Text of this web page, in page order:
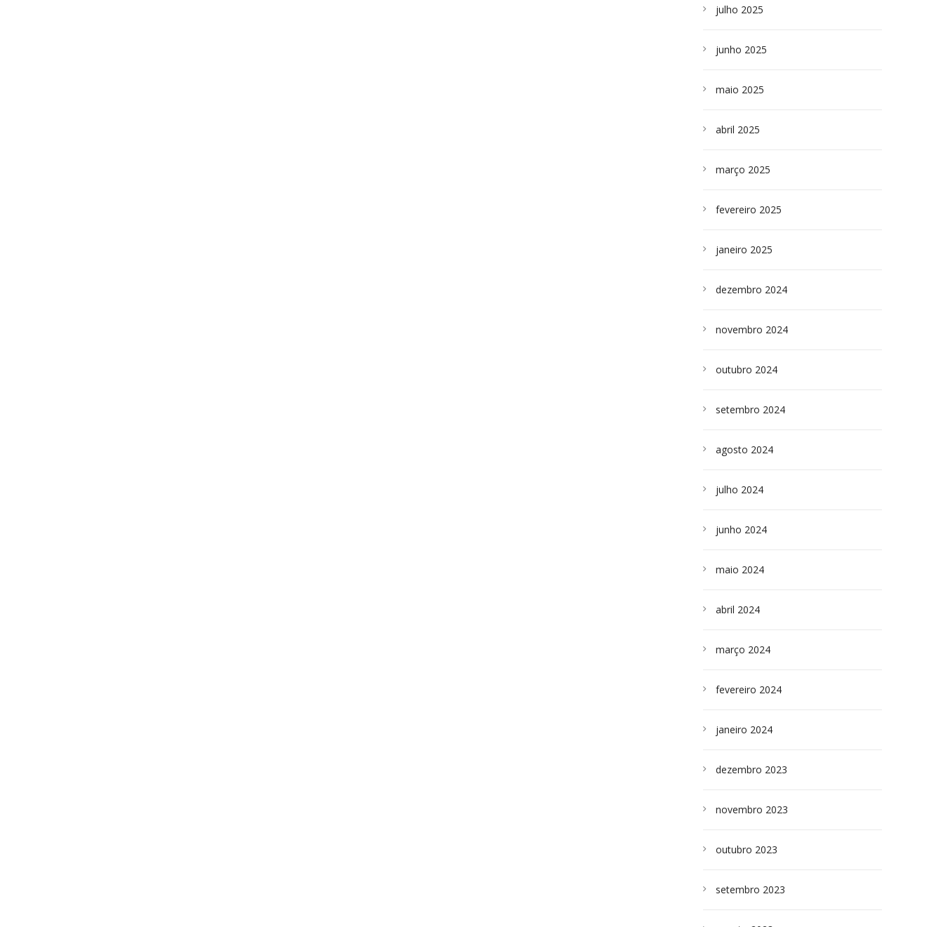
julho 2025
junho 2025
maio 2025
abril 2025
março 2025
fevereiro 2025
janeiro 2025
dezembro 2024
novembro 2024
outubro 2024
setembro 2024
agosto 2024
julho 2024
junho 2024
maio 2024
abril 2024
março 2024
fevereiro 2024
janeiro 2024
dezembro 2023
novembro 2023
outubro 2023
setembro 2023